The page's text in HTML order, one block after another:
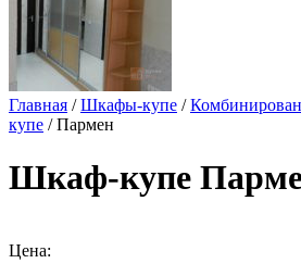
Главная /Шкафы-купе /
купе / Пармен
Шкаф-купе
Цена: